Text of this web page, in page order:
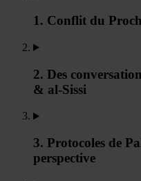
1. Conflit du
2. Des
& al-Sissi
3. Protocoles de
perspective